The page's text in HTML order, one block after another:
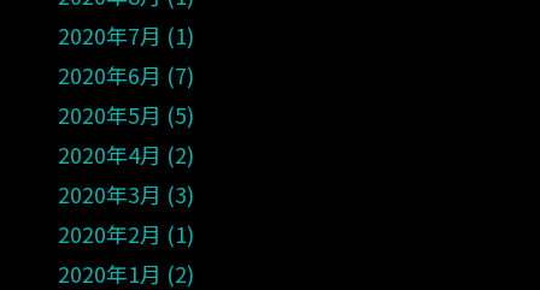
2020年7月
1
2020年6月 7
2020年5月 5
2020年4月 2
2020年3月 3
2020年2月
1
2020年1月 2